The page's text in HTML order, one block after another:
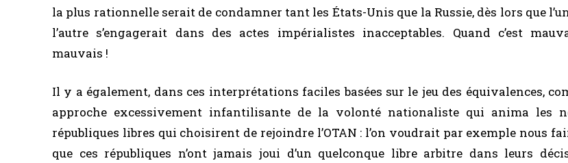
la plus rationnelle serait de condamner tant les États-Unis que la Russie, dès lors que
l’autre s’engagerait dans des actes impérialistes inacceptables. Quand c’est
mauvais !
Il y a également, dans ces interprétations faciles basées sur le jeu des équivalences,
approche excessivement infantilisante de la volonté nationaliste qui anima les
républiques libres qui choisirent de rejoindre l’OTAN : l’on voudrait par exemple nous
que ces républiques n’ont jamais joui d’un quelconque libre arbitre dans leurs